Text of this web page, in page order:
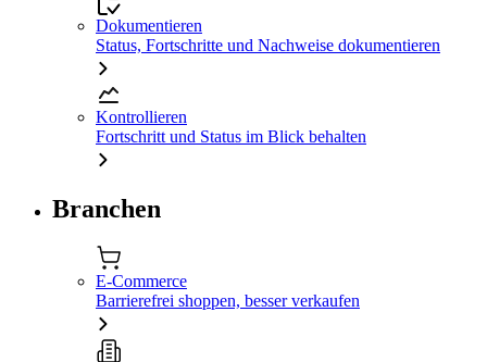
Dokumentieren
Status, Fortschritte und Nachweise dokumentieren
Kontrollieren
Fortschritt und Status im Blick behalten
Branchen
E-Commerce
Barrierefrei shoppen, besser verkaufen